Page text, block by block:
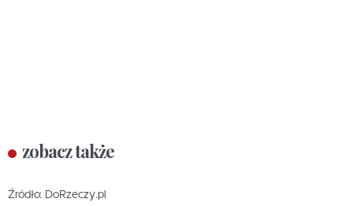
zobacz także
Źródło: DoRzeczy.pl